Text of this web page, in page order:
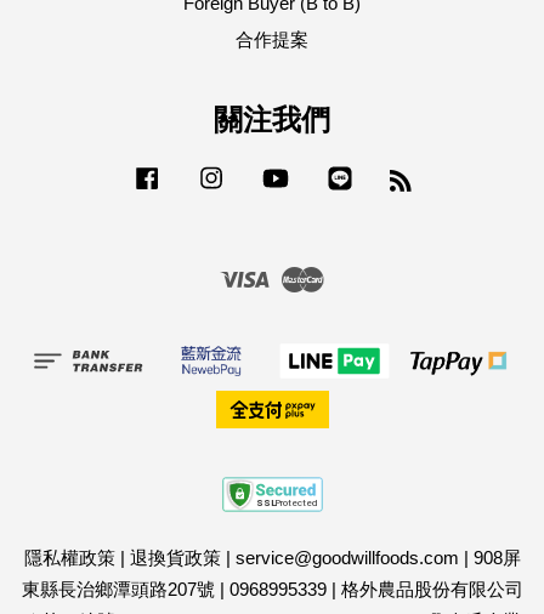
合作提案
關注我們
Facebook Instagram YouTube
Visa
隱私權政策| 退換貨政策| service@goodwillfoods.com | 908屏
東縣長治鄉潭頭路207號 | 0968995339| 格外農品股份有限公司